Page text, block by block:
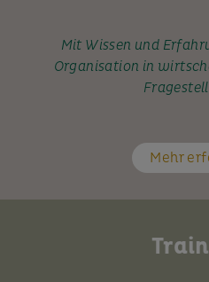
Mit Wissen und
Organisation in
Mehr